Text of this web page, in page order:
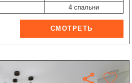
4 спальни